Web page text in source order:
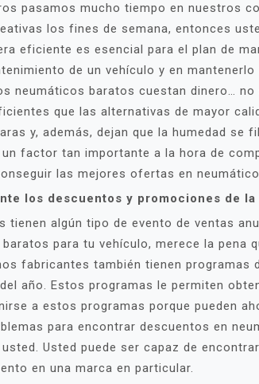
pasamos mucho tiempo en nuestros
los fines de semana, entonces
eficiente es esencial para el plan de
de un vehículo y en
neumáticos baratos cuestan dinero…
que las alternativas de mayor
y, además, dejan que la humedad
factor tan importante a la hora de
las mejores ofertas en
los descuentos y promociones de
tienen algún tipo de evento de ventas
para tu vehículo, merece la
fabricantes también tienen
año. Estos programas le permiten
a estos programas porque pueden
para encontrar descuentos en
Usted puede ser capaz de
en una marca en particular.